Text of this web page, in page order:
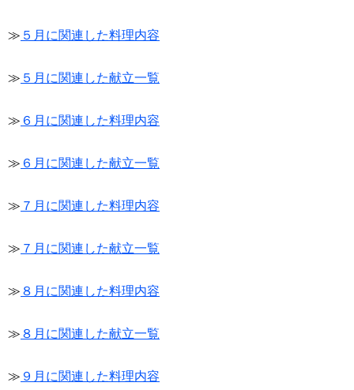
≫ ５月に関連した料理内容
≫ ５月に関連した献立一覧
≫ ６月に関連した料理内容
≫ ６月に関連した献立一覧
≫ ７月に関連した料理内容
≫ ７月に関連した献立一覧
≫ ８月に関連した料理内容
≫ ８月に関連した献立一覧
≫ ９月に関連した料理内容